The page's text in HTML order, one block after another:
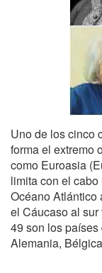
Uno de los cinco
forma el extremo
como Euroasia
limita con el
Océano Atlántico
el Cáucaso al
49 son los
Alemania,